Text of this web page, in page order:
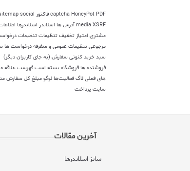
captcha HoneyPot PDF فاکتور
social
mediaXSRF آدرس ها اسلایدر اسلایدرها
مشتری امتیاز تخفیفتنظیماتتنظیمات
مرجوعیتنظیمات عمومی و متفرقهدرخواست ها
سبد خرید کنونیسفارش (به جای کاربران دیگر)
فروشنده هافروشگاه بسته استفهرست علاقه
های فعلیلاگ فعالیت‌هالوگومبلغ کل سفارش
سایتپرداخت
آخرین مقالات
سایز اسلایدرها